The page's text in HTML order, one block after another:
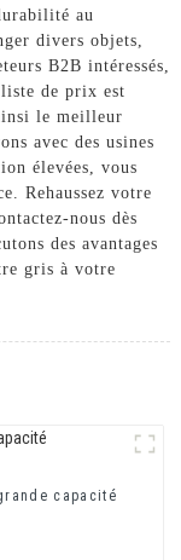
au
divers objets,
B2B intéressés,
de prix est
le meilleur
avec des usines
élevées, vous
Rehaussez votre
nous dès
des avantages
gris à votre
capacité